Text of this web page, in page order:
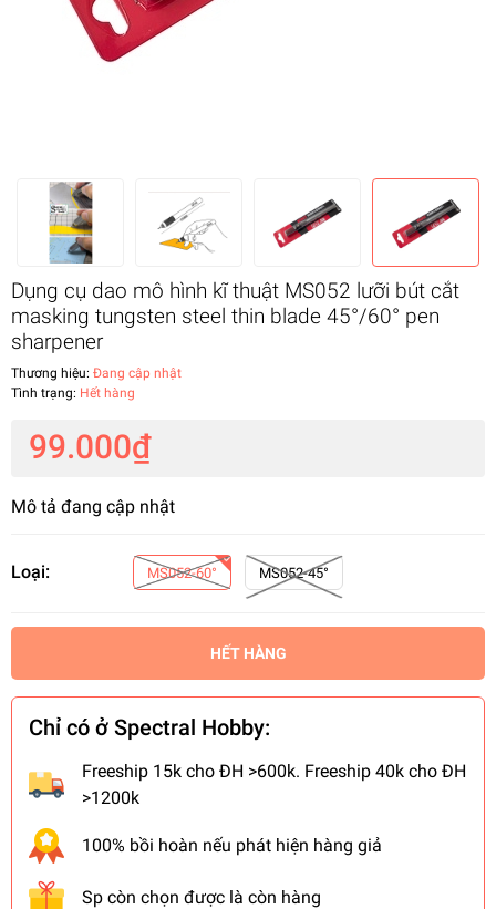
Dụng cụ dao mô hình kĩ thuật MS052 lưỡi bút cắt
masking tungsten steel thin blade 45°/60° pen
sharpener
Thương hiệu: Đang cập nhật
Tình trạng: Hết hàng
99.000₫
Mô tả đang cập nhật
Loại: MS052-60° MS052-45°
HẾT HÀNG
Chỉ có ở Spectral Hobby:
Freeship 15k cho ĐH >600k. Freeship 40k cho ĐH
>1200k
100% bồi hoàn nếu phát hiện hàng giả
Sp còn chọn được là còn hàng